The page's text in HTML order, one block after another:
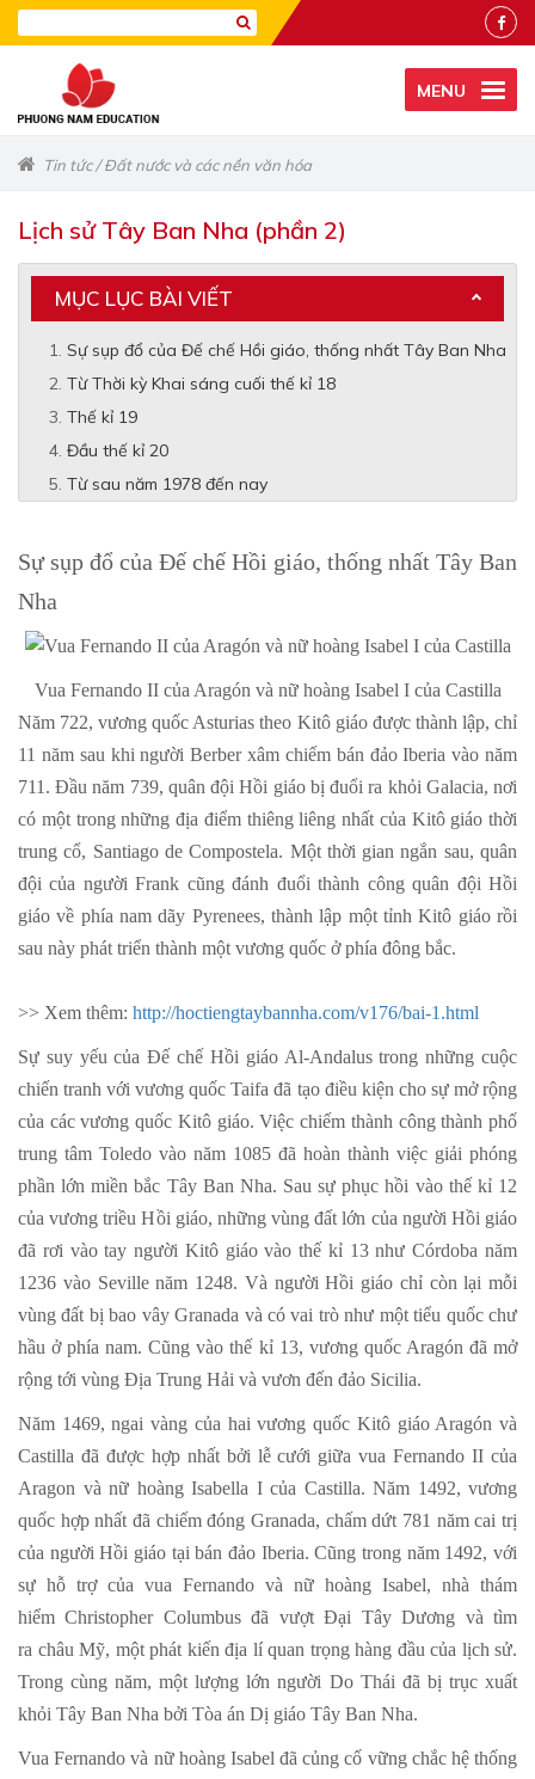
MENU
Tin tức/Đất nước và các nền văn hóa
Lịch sử Tây Ban Nha (phần 2)
MỤC LỤC BÀI VIẾT
Sự sụp đổ của Đế chế Hồi giáo, thống nhất Tây Ban Nha
Từ Thời kỳ Khai sáng cuối thế kỉ 18
Thế kỉ 19
Đầu thế kỉ 20
Từ sau năm 1978 đến nay
Sự sụp đổ của Đế chế Hồi giáo, thống nhất Tây Ban
Nha
Vua Fernando II của Aragón và nữ hoàng Isabel I của Castilla
Năm 722, vương quốc Asturias theo Kitô giáo được thành lập, chỉ
11 năm sau khi người Berber xâm chiếm bán đảo Iberia vào năm
711. Đầu năm 739, quân đội Hồi giáo bị đuổi ra khỏi Galacia, nơi
có một trong những địa điểm thiêng liêng nhất của Kitô giáo thời
trung cổ, Santiago de Compostela. Một thời gian ngắn sau, quân
đội của người Frank cũng đánh đuổi thành công quân đội Hồi
giáo về phía nam dãy Pyrenees, thành lập một tỉnh Kitô giáo rồi
sau này phát triển thành một vương quốc ở phía đông bắc.
>> Xem thêm: http://hoctiengtaybannha.com/v176/bai-1.html
Sự suy yếu của Đế chế Hồi giáo Al-Andalus trong những cuộc
chiến tranh với vương quốc Taifa đã tạo điều kiện cho sự mở rộng
của các vương quốc Kitô giáo. Việc chiếm thành công thành phố
trung tâm Toledo vào năm 1085 đã hoàn thành việc giải phóng
phần lớn miền bắc Tây Ban Nha. Sau sự phục hồi vào thế kỉ 12
của vương triều Hồi giáo, những vùng đất lớn của người Hồi giáo
đã rơi vào tay người Kitô giáo vào thế kỉ 13 như Córdoba năm
1236 vào Seville năm 1248. Và người Hồi giáo chỉ còn lại mỗi
vùng đất bị bao vây Granada và có vai trò như một tiểu quốc chư
hầu ở phía nam. Cũng vào thế kỉ 13, vương quốc Aragón đã mở
rộng tới vùng Địa Trung Hải và vươn đến đảo Sicilia.
Năm 1469, ngai vàng của hai vương quốc Kitô giáo Aragón và
Castilla đã được hợp nhất bởi lễ cưới giữa vua Fernando II của
Aragon và nữ hoàng Isabella I của Castilla. Năm 1492, vương
quốc hợp nhất đã chiếm đóng Granada, chấm dứt 781 năm cai trị
của người Hồi giáo tại bán đảo Iberia. Cũng trong năm 1492, với
sự hỗ trợ của vua Fernando và nữ hoàng Isabel, nhà thám
hiểm Christopher Columbus đã vượt Đại Tây Dương và tìm
ra châu Mỹ, một phát kiến địa lí quan trọng hàng đầu của lịch sử.
Trong cùng năm, một lượng lớn người Do Thái đã bị trục xuất
khỏi Tây Ban Nha bởi Tòa án Dị giáo Tây Ban Nha.
Vua Fernando và nữ hoàng Isabel đã củng cố vững chắc hệ thống